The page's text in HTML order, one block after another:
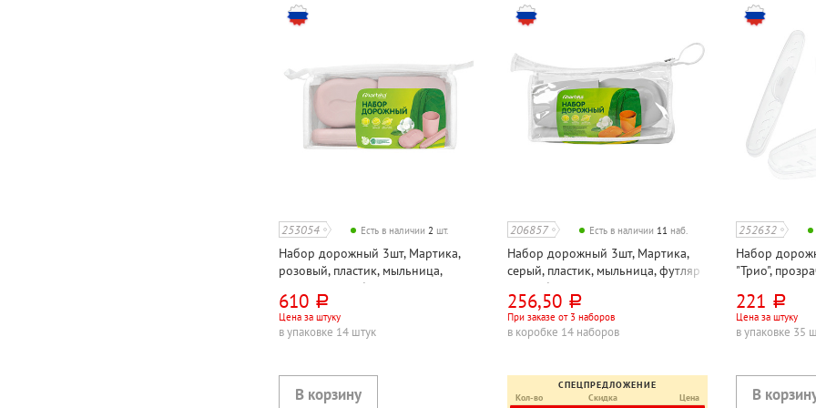
253054 Есть в наличии2 шт.
Набор дорожный 3шт, Мартика,
розовый, пластик, мыльница,
футляр для зубной щетки, стакан
610 руб.
Цена за штуку
в упаковке 14 штук
206857 Есть в наличии 11 наб.
Набор дорожный 3шт, Мартика,
серый, пластик, мыльница, футляр
для зубной щетки, стакан
256,50 руб.
При заказе от 3 наборов
в коробке 14 наборов
СПЕЦПРЕДЛОЖЕНИЕ
Кол-во
Скидка Цена
252632
Набор
"Трио",
мыльница,
щетки,
221 руб.
Цена за штуку
в упаковке 35